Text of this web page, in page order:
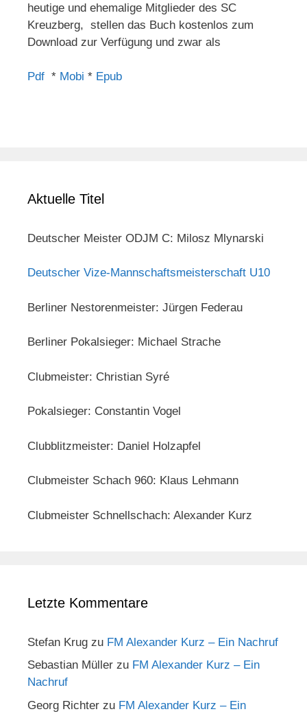
heutige und ehemalige Mitglieder des SC
Kreuzberg, stellen das Buch kostenlos zum
Download zur Verfügung und zwar als
Pdf * Mobi * Epub
Aktuelle Titel
Deutscher Meister ODJM C: Milosz Mlynarski
Deutscher Vize-Mannschaftsmeisterschaft U10
Berliner Nestorenmeister: Jürgen Federau
Berliner Pokalsieger: Michael Strache
Clubmeister: Christian Syré
Pokalsieger: Constantin Vogel
Clubblitzmeister: Daniel Holzapfel
Clubmeister Schach 960: Klaus Lehmann
Clubmeister Schnellschach: Alexander Kurz
Letzte Kommentare
Stefan Krug zu FM Alexander Kurz – Ein Nachruf
Sebastian Müller zu FM Alexander Kurz – Ein
Nachruf
Georg Richter zu FM Alexander Kurz – Ein